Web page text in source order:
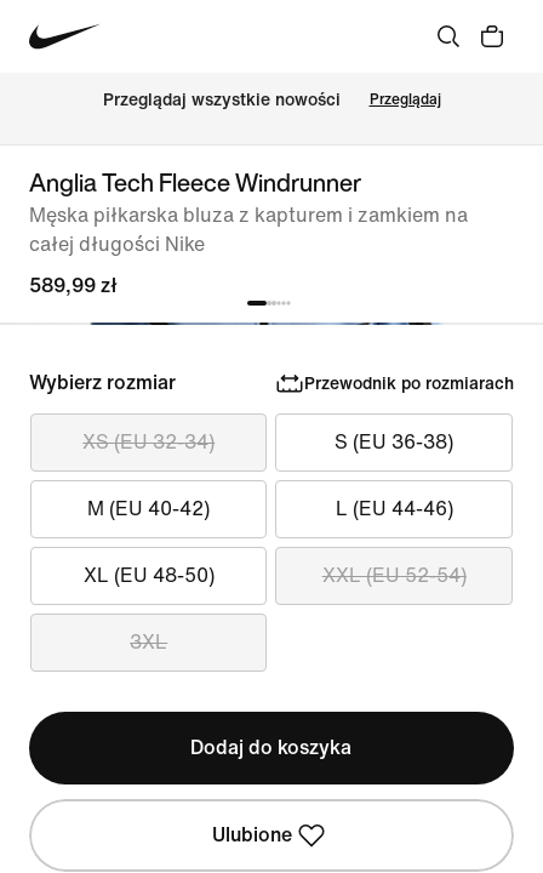
Przeglądaj wszystkie nowości Przeglądaj
Anglia Tech Fleece Windrunner
Męska piłkarska bluza z kapturem i zamkiem na
całej długości Nike
589,99 zł
Wybierz rozmiar Przewodnik po rozmiarach
XS (EU 32-34) S (EU 36-38)
M (EU 40-42) L (EU 44-46)
XL (EU 48-50) XXL (EU 52-54)
3XL
Dodaj do koszyka
Ulubione